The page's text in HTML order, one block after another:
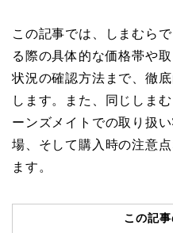
この記事では、しまむら
る際の具体的な価格帯や
状況の確認方法まで、徹
します。また、同じしま
ーンズメイトでの取り扱
場、そして購入時の注意
ます。
この記